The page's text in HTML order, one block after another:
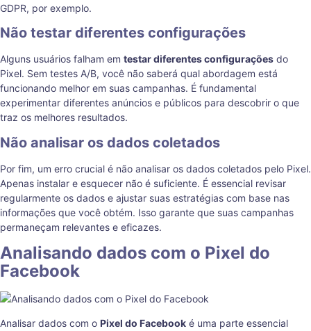
GDPR, por exemplo.
Não testar diferentes configurações
Alguns usuários falham em testar diferentes configurações do
Pixel. Sem testes A/B, você não saberá qual abordagem está
funcionando melhor em suas campanhas. É fundamental
experimentar diferentes anúncios e públicos para descobrir o que
traz os melhores resultados.
Não analisar os dados coletados
Por fim, um erro crucial é não analisar os dados coletados pelo Pixel.
Apenas instalar e esquecer não é suficiente. É essencial revisar
regularmente os dados e ajustar suas estratégias com base nas
informações que você obtém. Isso garante que suas campanhas
permaneçam relevantes e eficazes.
Analisando dados com o Pixel do
Facebook
Analisar dados com o Pixel do Facebook é uma parte essencial